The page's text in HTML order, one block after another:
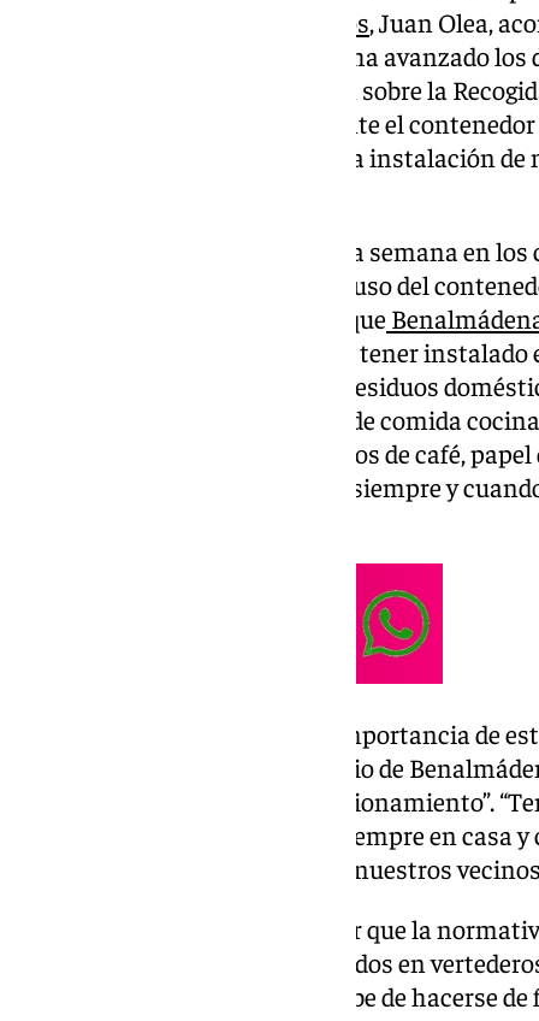
Residuos Sólidos Urbanos, Juan Olea,
Educación María Luisa Robles, ha avanzado
sensibilización y comunicación sobre la
Orgánica (Biorresiduos) mediante el
municipio como paso previo a la instalación de
La campaña ha comenzado esta semana en
informar sobre la instalación y uso del
en el municipio. Cabe recordar que
municipios europeos, deberá de tener
se deberán depositar todos los residuos
peladuras de alimentos, restos de comida
huesos y espinas, pan duro, posos de café,
infusión, entre otros residuos, “siempre y
Por eso, Olea ha subrayado la importancia de
centros educativos del municipio de
enseñar a los pequeños su funcionamiento”.
recogida y reciclaje comienza siempre en casa
vienen a hacer pedagogía entre nuestros
En este sentido, hay que señalar que la
desechos municipales depositados en
año 2035, una reducción que debe de hacerse